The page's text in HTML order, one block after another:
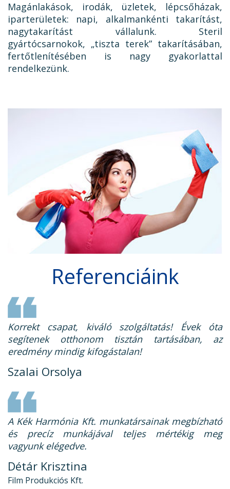
Magánlakások, irodák, üzletek, lépcsőházak,
iparterületek: napi, alkalmankénti takarítást,
nagytakarítást vállalunk. Steril
gyártócsarnokok, „tiszta terek” takarításában,
fertőtlenítésében is nagy gyakorlattal
rendelkezünk.
Referenciáink
Korrekt csapat, kiváló szolgáltatás! Évek óta
segítenek otthonom tisztán tartásában, az
eredmény mindig kifogástalan!
Szalai Orsolya
A Kék Harmónia Kft. munkatársainak megbízható
és precíz munkájával teljes mértékig meg
vagyunk elégedve.
Détár Krisztina
Film Produkciós Kft.